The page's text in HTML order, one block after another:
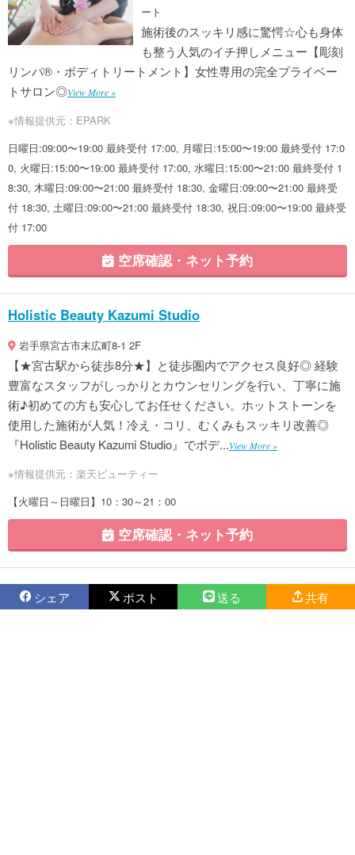
ート
施術後のスッキリ感に驚愕☆心も身体
も整う人気のイチ押しメニュー【彫刻
リンパ®・ボディトリートメント】女性専用の完全プライベー
トサロン◎View More »
※情報提供元：EPARK
日曜日:09:00〜19:00 最終受付 17:00, 月曜日:15:00〜19:00 最終受付 17:0
0, 火曜日:15:00〜19:00 最終受付 17:00, 水曜日:15:00〜21:00 最終受付 1
8:30, 木曜日:09:00〜21:00 最終受付 18:30, 金曜日:09:00〜21:00 最終受
付 18:30, 土曜日:09:00〜21:00 最終受付 18:30, 祝日:09:00〜19:00 最終受
付 17:00
空席確認・ネット予約
Holistic Beauty Kazumi Studio
岩手県宮古市末広町8-1 2F
【★宮古駅から徒歩8分★】と徒歩圏内でアクセス良好◎ 経験
豊富なスタッフがしっかりとカウンセリングを行い、丁寧に施
術♪初めての方も安心してお任せください。ホットストーンを
使用した施術が人気！冷え・コリ、むくみもスッキリ改善◎
『Holistic Beauty Kazumi Studio』でボデ...View More »
※情報提供元：楽天ビューティー
【火曜日～日曜日】10：30～21：00
空席確認・ネット予約
シェア ポスト 送る 共有